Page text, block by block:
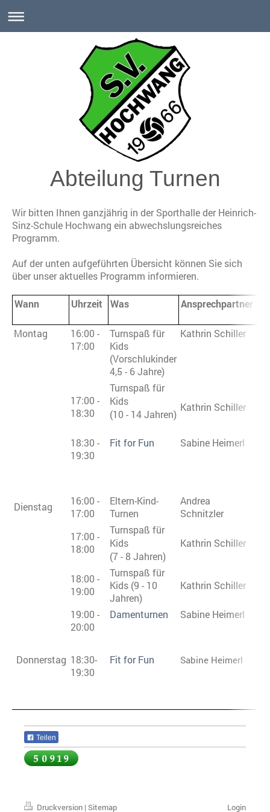
Abteilung Turnen
Wir bitten Ihnen ganzjährig in der Sporthalle der Heinrich-
Sinz-Schule Hochwang ein abwechslungsreiches
Programm.
Auf der unten aufgeführten Übersicht können Sie sich
über unser aktuelles Programm informieren.
Wann Uhrzeit Was Ansprechpartner
Montag
16:00 -
17:00
Turnspaß für
Kids
(Vorschlukinder
4,5 - 6 Jahre)
Kathrin Schiller
17:00 -
18:30
Turnspaß für
Kids
(10 - 14 Jahren)
Kathrin Schiller
18:30 -
19:30
Fit for Fun Sabine Heimerl
Dienstag
16:00 -
17:00
Eltern-Kind-
Turnen
Andrea
Schnitzler
17:00 -
18:00
Turnspaß für
Kids
(7 - 8 Jahren)
Kathrin Schiller
18:00 -
19:00
Turnspaß für
Kids (9 - 10
Jahren)
Kathrin Schiller
19:00 -
20:00
Damenturnen Sabine Heimerl
Donnerstag 18:30-
19:30
Fit for Fun Sabine Heimerl
Teilen
Druckversion | Sitemap Login